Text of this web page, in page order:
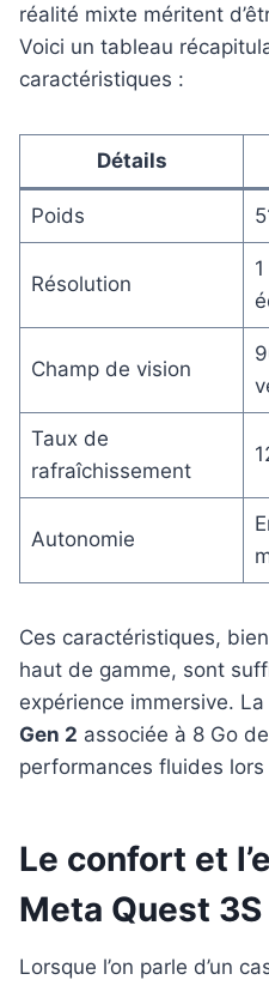
réalité mixte méritent
Voici un tableau
caractéristiques :
Détails
Poids
Résolution
Champ de vision
Taux de
rafraîchissement
Autonomie
Ces caractéristiques,
haut de gamme, sont
expérience immersive. La
Gen 2 associée à 8 Go
performances fluides
Le confort et
Meta Quest 3S
Lorsque l’on parle d’un